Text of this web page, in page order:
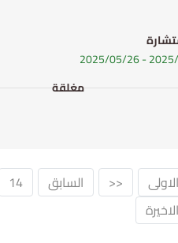
-
26‏/05‏/2025
مغلقة
<< السابق 14